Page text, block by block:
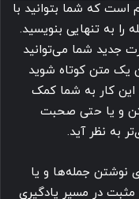
است که شما بتوانید با
را به تنهایی بنویسید.
جدید شما می‌توانید
یک متن کوتاه شوید
این کار به شما کمک
و یا حتی صحبت
به نظر آید.
نوشتن جمله‌ها و یا
در مسیر یادگیری